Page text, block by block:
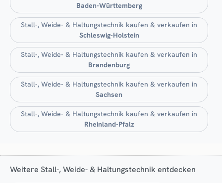
Baden-Württemberg
Stall-, Weide- & Haltungstechnik kaufen & verkaufen in
Schleswig-Holstein
Stall-, Weide- & Haltungstechnik kaufen & verkaufen in
Brandenburg
Stall-, Weide- & Haltungstechnik kaufen & verkaufen in
Sachsen
Stall-, Weide- & Haltungstechnik kaufen & verkaufen in
Rheinland-Pfalz
Weitere Stall-, Weide- & Haltungstechnik entdecken